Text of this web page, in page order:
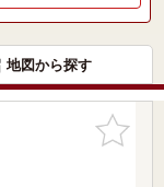
地図から探す
お気に入
りに追加